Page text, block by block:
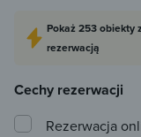
Pokaż253 obiekty
rezerwacją
Cechy rezerwacji
Rezerwacja